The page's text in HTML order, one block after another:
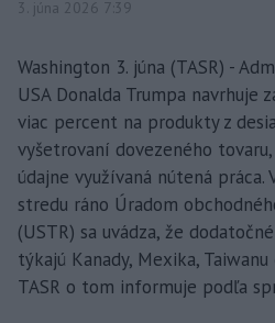
3. júna 2026 7:39
Washington 3. júna (TASR) -
USA Donalda Trumpa navrhuje
viac percent na produkty z
vyšetrovaní dovezeného
údajne využívaná nútená práca.
stredu ráno Úradom
(USTR) sa uvádza, že
týkajú Kanady, Mexika,
TASR o tom informuje podľa